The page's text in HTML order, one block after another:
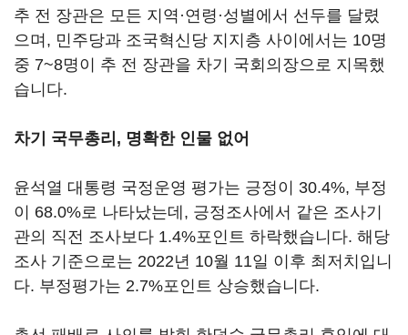
추 전 장관은 모든 지역·연령·성별에서 선두를 달렸
으며, 민주당과 조국혁신당 지지층 사이에서는 10명
중 7~8명이 추 전 장관을 차기 국회의장으로 지목했
습니다.
차기 국무총리, 명확한 인물 없어
윤석열 대통령 국정운영 평가는 긍정이 30.4%, 부정
이 68.0%로 나타났는데, 긍정조사에서 같은 조사기
관의 직전 조사보다 1.4%포인트 하락했습니다. 해당
조사 기준으로는 2022년 10월 11일 이후 최저치입니
다. 부정평가는 2.7%포인트 상승했습니다.